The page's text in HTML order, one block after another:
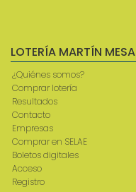
LOTERÍA MARTÍN MESA
¿Quiénes somos?
Comprar lotería
Resultados
Contacto
Empresas
Comprar en SELAE
Boletos digitales
Acceso
Registro